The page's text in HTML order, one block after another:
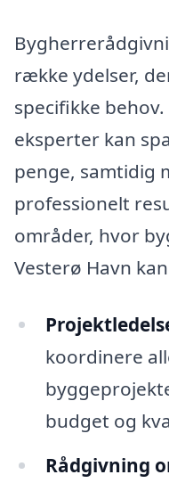
række ydelser,
specifikke
eksperter kan
penge, samtidig
professionelt
områder, hvor
Vesterø Havn
koordinere
budget og
Rådgivning